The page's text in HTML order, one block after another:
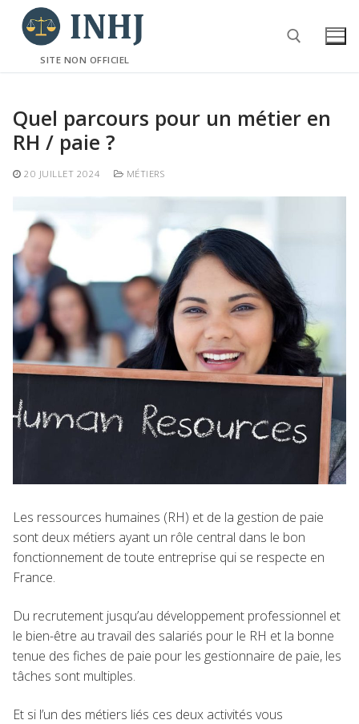
contenu
SITE NON OFFICIEL
Quel parcours pour un métier en
RH / paie ?
20 JUILLET 2024 MÉTIERS
Les ressources humaines (RH) et de la gestion de paie
sont deux métiers ayant un rôle central dans le bon
fonctionnement de toute entreprise qui se respecte en
France.
Du recrutement jusqu’au développement professionnel et
le bien-être au travail des salariés pour le RH et la bonne
tenue des fiches de paie pour les gestionnaire de paie, les
tâches sont multiples.
Et si l’un des métiers liés ces deux activités vous